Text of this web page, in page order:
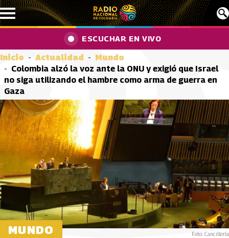
Pasar al contenido principal
ESCUCHAR EN VIVO
Inicio Actualidad
Mundo
Colombia alzó la voz ante la ONU y exigió que Israel
no siga utilizando el hambre como arma de guerra en
Gaza
MUNDO Foto: Cancillería